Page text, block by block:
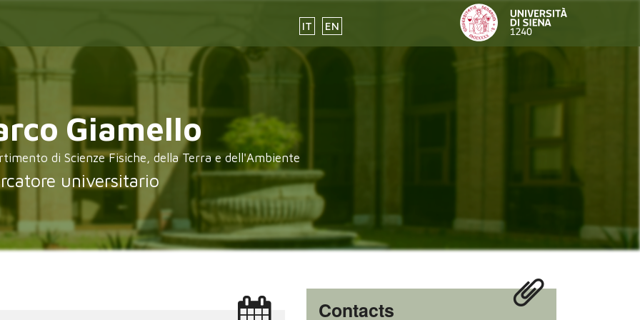
IT EN
Giamello
di Scienze Fisiche, della Terra e dell'Ambiente
universitario
Contacts